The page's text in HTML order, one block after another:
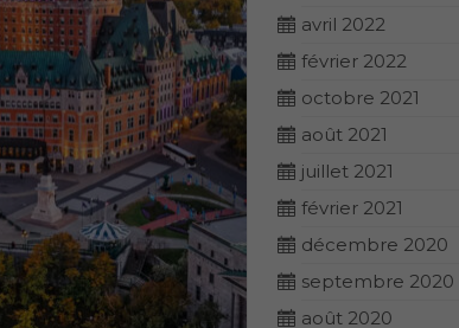
avril 2022
février 2022
octobre 2021
août 2021
juillet 2021
février 2021
décembre 2020
septembre 2020
août 2020